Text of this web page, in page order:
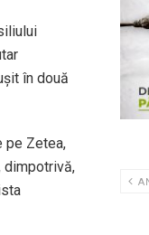
în două
pe Zetea,
dimpotrivă,